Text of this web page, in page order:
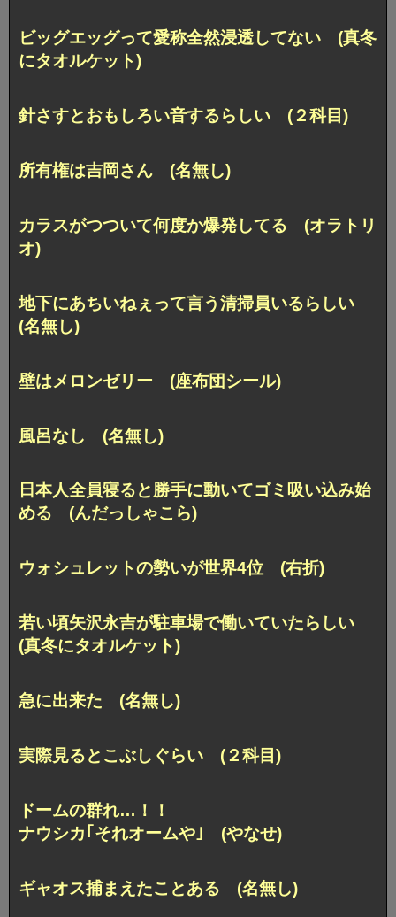
ビッグエッグって愛称全然浸透してない (真冬
にタオルケット)
針さすとおもしろい音するらしい (２科目)
所有権は吉岡さん (名無し)
カラスがつついて何度か爆発してる (オラトリ
オ)
地下にあちいねぇって言う清掃員いるらしい
(名無し)
壁はメロンゼリー (座布団シール)
風呂なし (名無し)
日本人全員寝ると勝手に動いてゴミ吸い込み始
める (んだっしゃこら)
ウォシュレットの勢いが世界4位 (右折)
若い頃矢沢永吉が駐車場で働いていたらしい
(真冬にタオルケット)
急に出来た (名無し)
実際見るとこぶしぐらい (２科目)
ドームの群れ…！！
ナウシカ｢それオームや｣ (やなせ)
ギャオス捕まえたことある (名無し)